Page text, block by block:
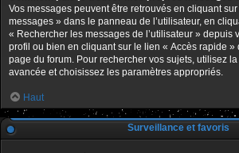
Vos messages peuvent être retrouvés en cliquant
messages » dans le panneau de l’utilisateur, en
« Rechercher les messages de l’utilisateur » depuis
profil ou bien en cliquant sur le lien « Accès rapide »
page du forum. Pour rechercher vos sujets, utilisez
avancée et choisissez les paramètres appropriés.
Haut
Surveillance et favoris